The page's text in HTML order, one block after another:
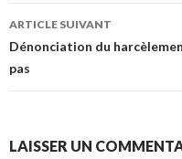
articles
ARTICLE SUIVANT
Dénonciation du
pas
LAISSER UN